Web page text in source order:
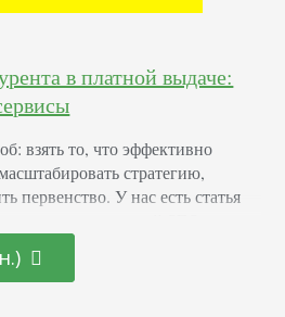
в платной выдаче:
взять то, что эффективно
стратегию,
первенство. У нас есть статья
про соперников в органической
прочитать для полноты